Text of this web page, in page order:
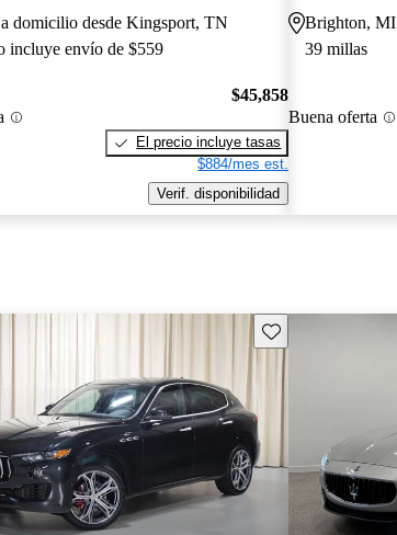
domicilio desde Kingsport, TN
incluye envío de $559
$45,858
El precio incluye tasas
$884/mes est.
Verif. disponibilidad
Brighton, MI
39 millas
Buena oferta
Guarda este Aviso